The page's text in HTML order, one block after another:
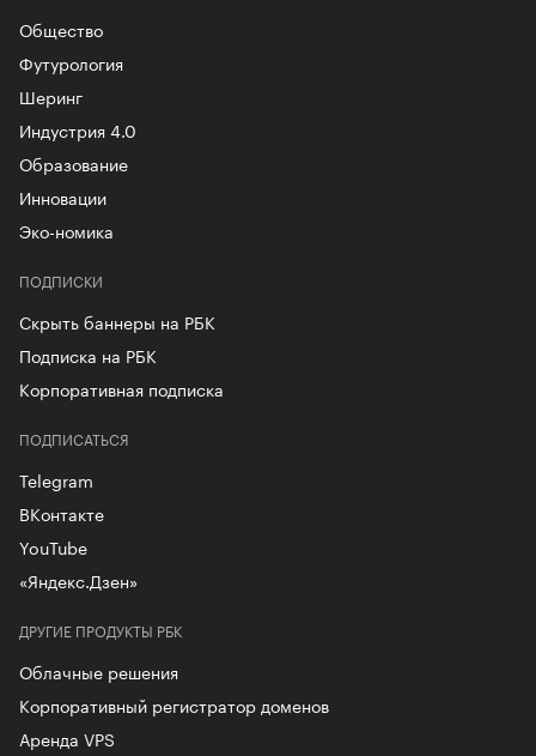
Общество
Футурология
Шеринг
Индустрия 4.0
Образование
Инновации
Эко-номика
ПОДПИСКИ
Скрыть баннеры на РБК
Подписка на РБК
Корпоративная подписка
ДРУГИЕ ПРОДУКТЫ РБК
Облачные решения
Корпоративный регистратор доменов
Аренда VPS
ПОДПИСАТЬСЯ
Telegram
ВКонтакте
YouTube
«Яндекс.Дзен»